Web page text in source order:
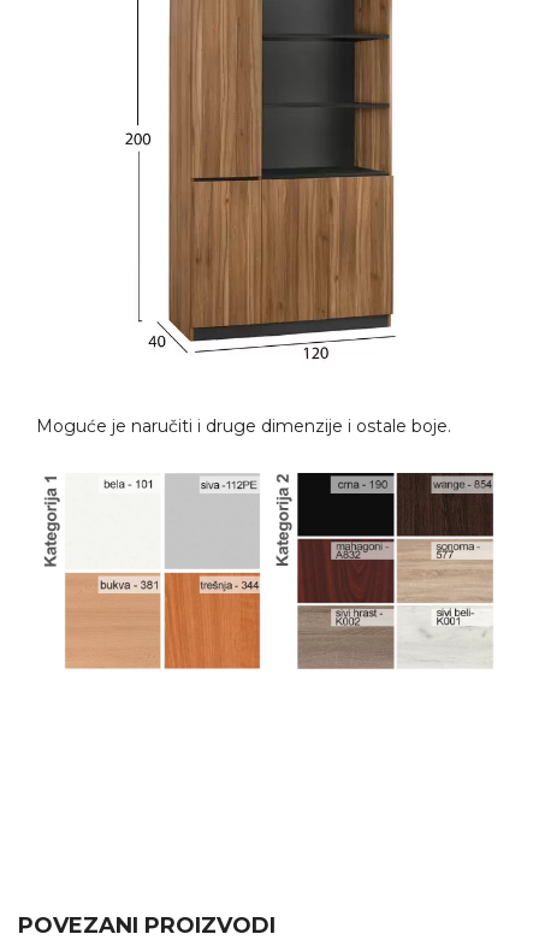
Moguće je naručiti i druge dimenzije i ostale boje.
POVEZANI PROIZVODI